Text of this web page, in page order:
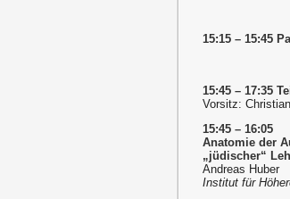
15:15 – 15:45
15:45 – 17:35
Vorsitz:
15:45 – 16:05
Anatomie der
„jüdischer“
Andreas Huber
Institut für